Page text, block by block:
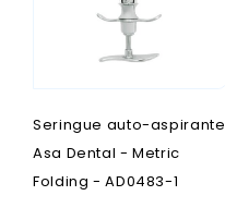
Seringue auto-aspirante
Asa Dental - Metric
Folding - AD0483-1